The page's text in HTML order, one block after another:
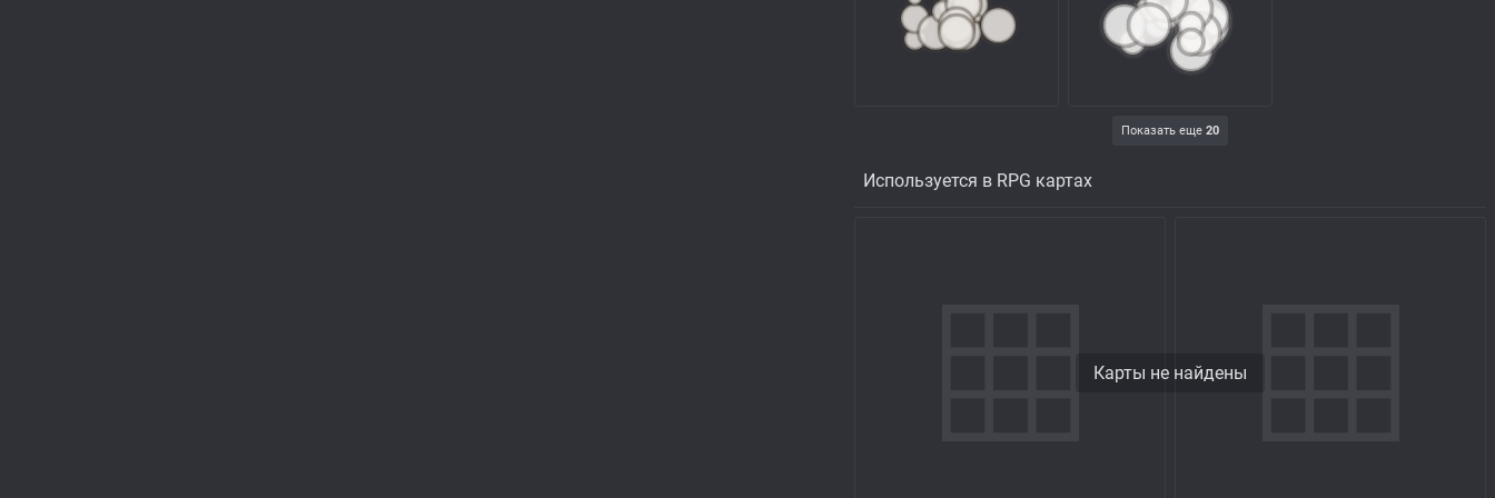
Показать еще 20
Используется в RPG картах
Карты не найдены